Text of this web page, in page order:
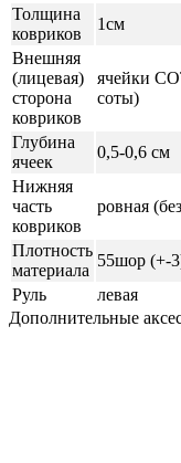
Толщина
ковриков
1см
Внешняя
(лицевая)
сторона
ковриков
ячейки
соты)
Глубина
ячеек
0,5-0,6 см
Нижняя
часть
ковриков
ровная
Плотность
материала
55шор (+-
Руль
левая
Дополнительные